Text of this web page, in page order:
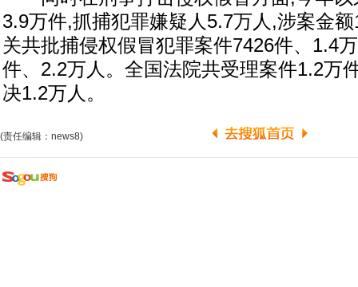
3.9万件,抓捕犯罪嫌疑人5.7万人,涉案金
关共批捕侵权假冒犯罪案件7426件、1.4
件、2.2万人。全国法院共受理案件1.2万
决1.2万人。
(责任编辑：news8)